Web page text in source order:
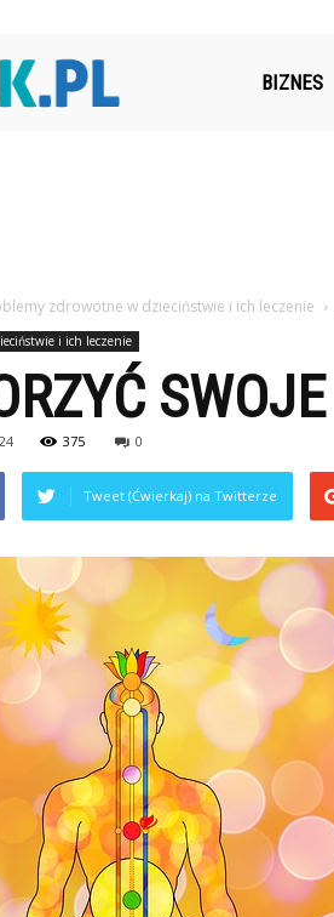
BIZNES
zdrowotne w dzieciństwie i ich leczenie
i ich leczenie
375 0
Tweet (Ćwierkaj) na Twitterze